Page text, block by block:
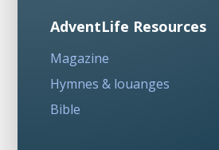
AdventLife Resources
Magazine
Hymnes & louanges
Bible